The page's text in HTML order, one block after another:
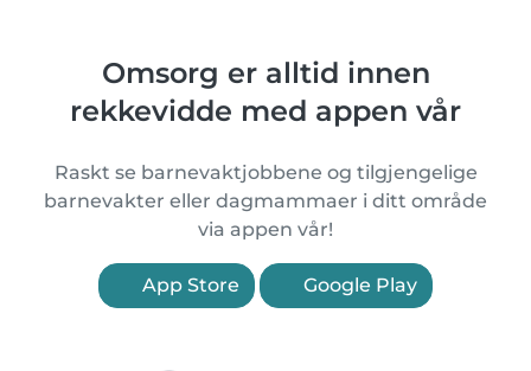
Omsorg er alltid innen
rekkevidde med appen vår
Raskt se barnevaktjobbene og tilgjengelige
barnevakter eller dagmammaer i ditt område
via appen vår!
App Store Google Play